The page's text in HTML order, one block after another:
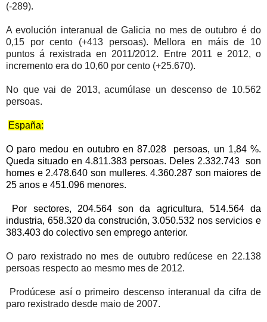
(-289).
A evolución interanual de Galicia no mes de outubro é do
0,15 por cento (+413 persoas). Mellora en máis de 10
puntos á rexistrada en 2011/2012. Entre 2011 e 2012, o
incremento era do 10,60 por cento (+25.670).
No que vai de 2013, acumúlase un descenso de 10.562
persoas.
España:
O paro medou en outubro en 87.028 persoas, un 1,84 %.
Queda situado en 4.811.383 persoas. Deles 2.332.743 son
homes e 2.478.640 son mulleres. 4.360.287 son maiores de
25 anos e 451.096 menores.
Por sectores, 204.564 son da agricultura, 514.564 da
industria, 658.320 da construción, 3.050.532 nos servicios e
383.403 do colectivo sen emprego anterior.
O paro rexistrado no mes de outubro redúcese en 22.138
persoas respecto ao mesmo mes de 2012.
Prodúcese así o primeiro descenso interanual da cifra de
paro rexistrado desde maio de 2007.